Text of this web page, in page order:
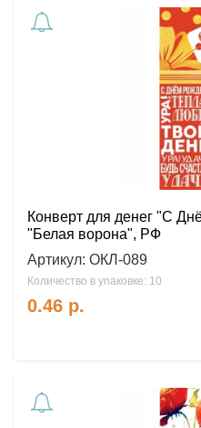
Конверт для денег "С
"Белая ворона", РФ
Артикул: ОКЛ-089
Количество в упаковке: 10
0.46 р.